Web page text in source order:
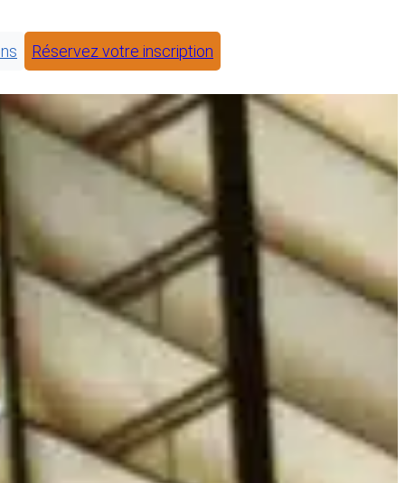
Réservez votre inscription